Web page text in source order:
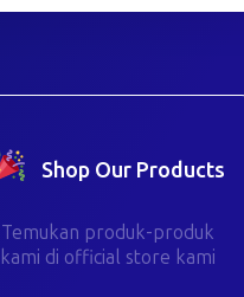
Shop Our Products
Temukan produk-produk
kami di official store kami